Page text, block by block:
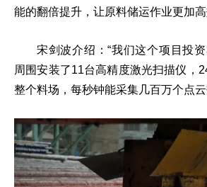
能的翻倍提升，让原料储运作业更加高
宋剑波介绍：“我们这个项目投
周围安装了11台高精度激光扫描仪，
整个料场，每秒钟能采集几百万个点云